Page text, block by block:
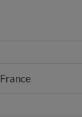
France